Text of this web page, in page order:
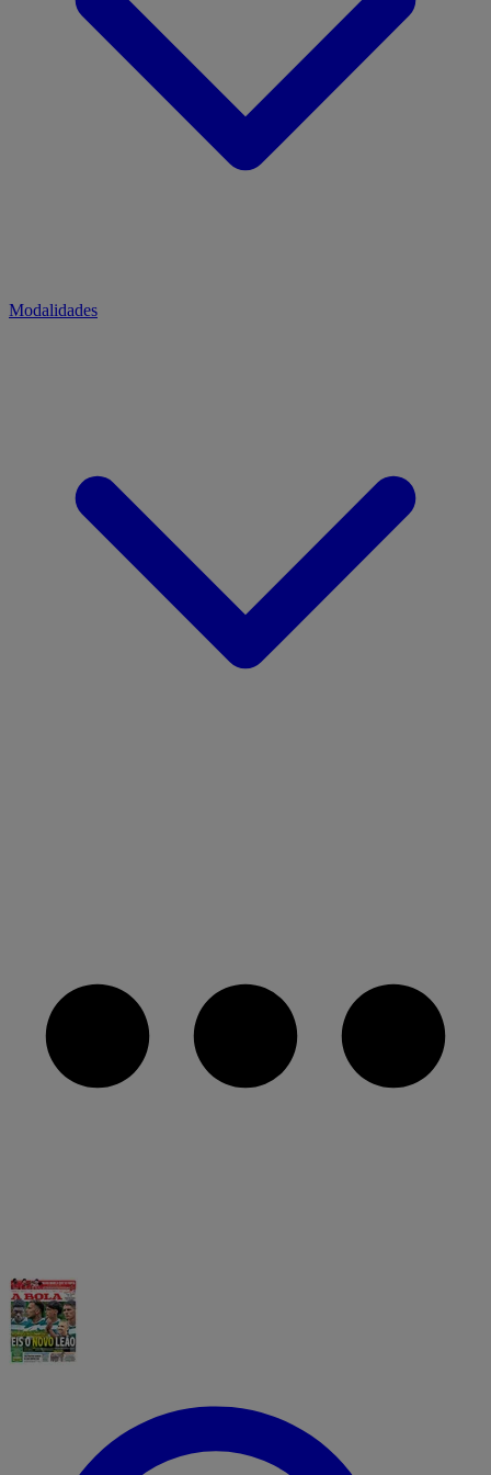
Modalidades